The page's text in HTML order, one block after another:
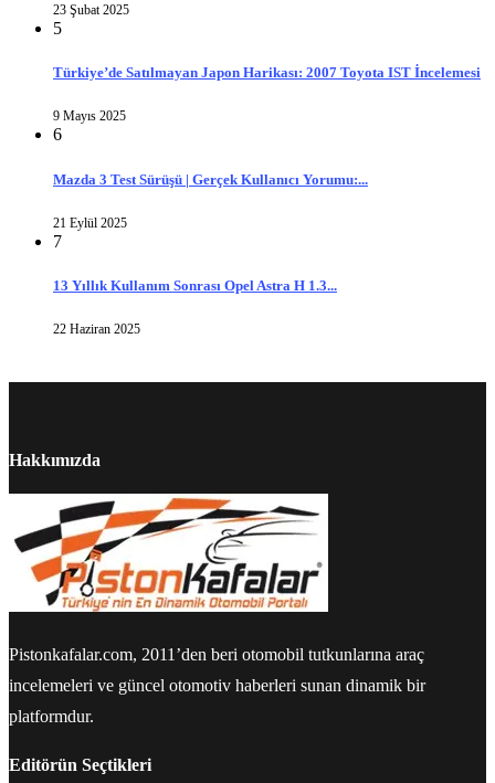
23 Şubat 2025
5
Türkiye’de Satılmayan Japon Harikası: 2007 Toyota IST İncelemesi
9 Mayıs 2025
6
Mazda 3 Test Sürüşü | Gerçek Kullanıcı Yorumu:...
21 Eylül 2025
7
13 Yıllık Kullanım Sonrası Opel Astra H 1.3...
22 Haziran 2025
Hakkımızda
Pistonkafalar.com, 2011’den beri otomobil tutkunlarına araç
incelemeleri ve güncel otomotiv haberleri sunan dinamik bir
platformdur.
Editörün Seçtikleri